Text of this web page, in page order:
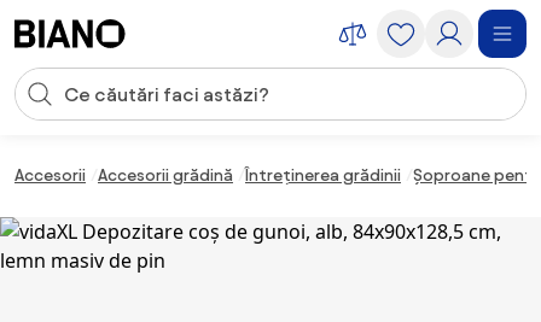
Introducerea căutării
Accesorii Accesorii grădină Întreținerea grădinii Șoproane